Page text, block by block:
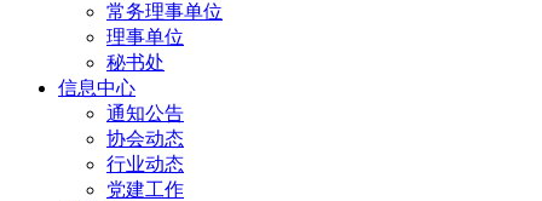
常务理事单位
理事单位
秘书处
信息中心
通知公告
协会动态
行业动态
党建工作